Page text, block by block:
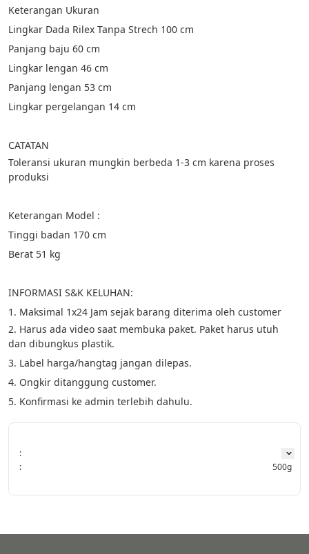
Keterangan Ukuran
Lingkar Dada Rilex Tanpa Strech 100 cm
Panjang baju 60 cm
Lingkar lengan 46 cm
Panjang lengan 53 cm
Lingkar pergelangan 14 cm
CATATAN
Toleransi ukuran mungkin berbeda 1-3 cm karena proses
produksi
Keterangan Model :
Tinggi badan 170 cm
Berat 51 kg
INFORMASI S&K KELUHAN:
1. Maksimal 1x24 Jam sejak barang diterima oleh customer
2. Harus ada video saat membuka paket. Paket harus utuh
dan dibungkus plastik.
3. Label harga/hangtag jangan dilepas.
4. Ongkir ditanggung customer.
5. Konfirmasi ke admin terlebih dahulu.
:
:
500g